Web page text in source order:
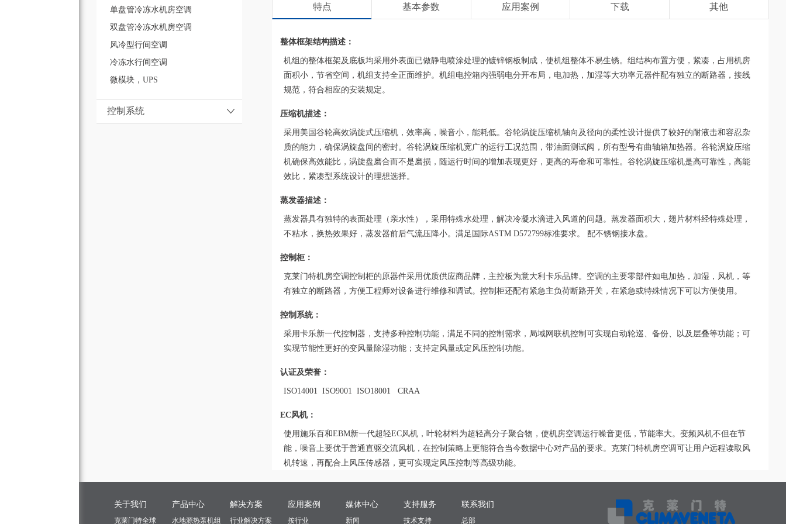
单盘管冷冻水机房空调
双盘管冷冻水机房空调
风冷型行间空调
冷冻水行间空调
微模块，UPS
控制系统
特点 基本参数 应用案例 下载 其他
整体框架结构描述：
机组的整体框架及底板均采用外表面已做静电喷涂处理的镀锌钢板制成，使机组整体不易生锈。组结构布置方便，紧凑，占用机房
面积小，节省空间，机组支持全正面维护。机组电控箱内强弱电分开布局，电加热，加湿等大功率元器件配有独立的断路器，接线
规范，符合相应的安装规定。
压缩机描述：
采用美国谷轮高效涡旋式压缩机，效率高，噪音小，能耗低。谷轮涡旋压缩机轴向及径向的柔性设计提供了较好的耐液击和容忍杂
质的能力，确保涡旋盘间的密封。谷轮涡旋压缩机宽广的运行工况范围，带油面测试阀，所有型号有曲轴箱加热器。谷轮涡旋压缩
机确保高效能比，涡旋盘磨合而不是磨损，随运行时间的增加表现更好，更高的寿命和可靠性。谷轮涡旋压缩机是高可靠性，高能
效比，紧凑型系统设计的理想选择。
蒸发器描述：
蒸发器具有独特的表面处理（亲水性），采用特殊水处理，解决冷凝水滴进入风道的问题。蒸发器面积大，翅片材料经特殊处理，
不粘水，换热效果好，蒸发器前后气流压降小。满足国际ASTM D572799标准要求。 配不锈钢接水盘。
控制柜：
克莱门特机房空调控制柜的原器件采用优质供应商品牌，主控板为意大利卡乐品牌。空调的主要零部件如电加热，加湿，风机，等
有独立的断路器，方便工程师对设备进行维修和调试。控制柜还配有紧急主负荷断路开关，在紧急或特殊情况下可以方便使用。
控制系统：
采用卡乐新一代控制器，支持多种控制功能，满足不同的控制需求，局域网联机控制可实现自动轮巡、备份、以及层叠等功能；可
实现节能性更好的变风量除湿功能；支持定风量或定风压控制功能。
认证及荣誉：
ISO14001 ISO9001 ISO18001 CRAA
EC风机：
使用施乐百和EBM新一代超轻EC风机，叶轮材料为超轻高分子聚合物，使机房空调运行噪音更低，节能率大。变频风机不但在节
能，噪音上要优于普通直驱交流风机，在控制策略上更能符合当今数据中心对产品的要求。克莱门特机房空调可让用户远程读取风
机转速，再配合上风压传感器，更可实现定风压控制等高级功能。
关于我们
克莱门特全球
产品中心
水地源热泵机组
解决方案
行业解决方案
应用案例
按行业
媒体中心
新闻
支持服务
技术支持
联系我们
总部